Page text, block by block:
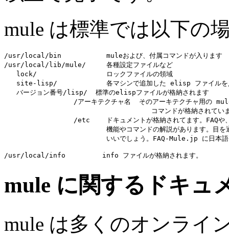
mule は標準では以下の
/usr/local/bin           muleおよび、付属コマンドが入ります
/usr/local/lib/mule/     各種設定ファイルなど
   lock/		 ロックファイルの領域
   site-lisp/		 各マシンで追加した elisp ファイルを入れていきます
   バージョン番号/lisp/  標準のelispファイルが格納されます
コマンドが格納されてい
/etc    ドキュメントが格納されてます。FAQや
機能やコマンドの解説があります。目を
いいでしょう。FAQ-Mule.jp に日本語
mule に関するドキュ
mule は多くのオンライ